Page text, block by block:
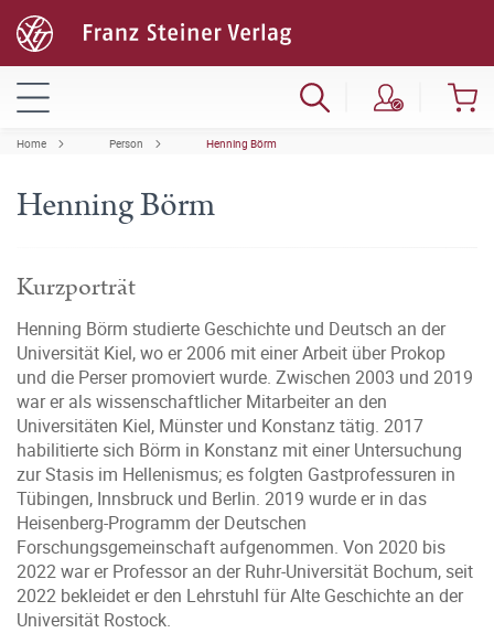
Home Person Henning Börm
Henning Börm
Kurzporträt
Henning Börm studierte Geschichte und Deutsch an der
Universität Kiel, wo er 2006 mit einer Arbeit über Prokop
und die Perser promoviert wurde. Zwischen 2003 und 2019
war er als wissenschaftlicher Mitarbeiter an den
Universitäten Kiel, Münster und Konstanz tätig. 2017
habilitierte sich Börm in Konstanz mit einer Untersuchung
zur Stasis im Hellenismus; es folgten Gastprofessuren in
Tübingen, Innsbruck und Berlin. 2019 wurde er in das
Heisenberg-Programm der Deutschen
Forschungsgemeinschaft aufgenommen. Von 2020 bis
2022 war er Professor an der Ruhr-Universität Bochum, seit
2022 bekleidet er den Lehrstuhl für Alte Geschichte an der
Universität Rostock.